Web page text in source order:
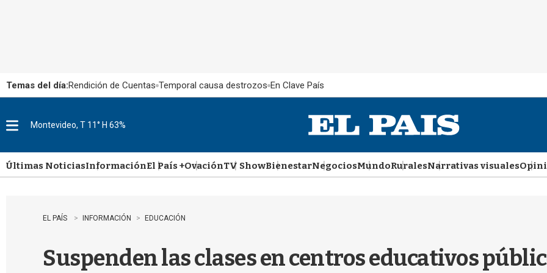
Temas del día:Rendición de Cuentas Temporal causa destrozos En Clave País
u
Montevideo, T 11° H 63%
Últimas NoticiasInformaciónEl País +OvaciónTV ShowBienestarNegociosMundoRuralesNarrativas visuales
EL PAÍS INFORMACIÓN EDUCACIÓN
Suspenden las clases en centros educativos